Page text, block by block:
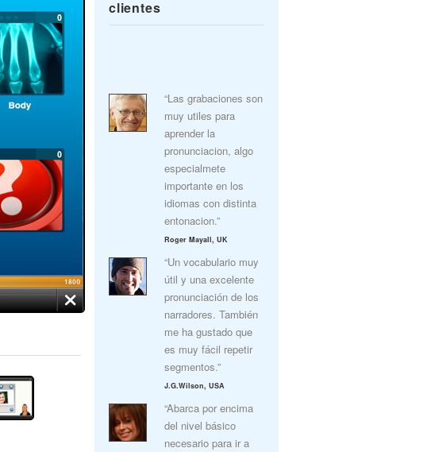
clientes
“Las grabaciones son
muy utiles para
aprender la
pronunciacion, algo
especialmete
importante en los
idiomas con distinta
entonacion.”
Roger Mayall, UK
“Un vocabulario muy
útil y una excelente
pronunciación de los
narradores. También
me ha gustado que
es muy fácil repetir
segmentos.”
J.G.Wilson, USA
“Abarca por encima
del nivel básico
necesario para ir a